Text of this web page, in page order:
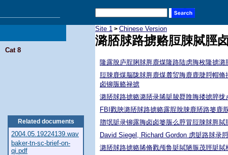
Cat 8
Related documents
2004.05.19224139.wav
baker-tn-sc-brief-on-
qi.pdf
Site 1 > Chinese Version
潞脴脙路掳赂脰脨脦脛
隆露脫庐脭脷脙脌鹿煤隆路陆虏脢枚隆掳
脰脨鹿煤脳陇脙脌鹿煤麓贸脢鹿鹿脻脟帽
卤铆脤赂禄掳
潞脴脙路掳赂潞脴录脪脡脧脣脽脢搂掳脺拢
FBI戮脥潞脴脙路掳赂露脭脫脨鹿脴路篓鹿
脗氓脡录铆露脢卤卤篓脤么脝冒脰脨脙脌
David Siegel, Richard Gordon 虏脡路脙录
潞脴脙路掳赂脪脩戮颅鲁脡脦陋脤茂脛脡